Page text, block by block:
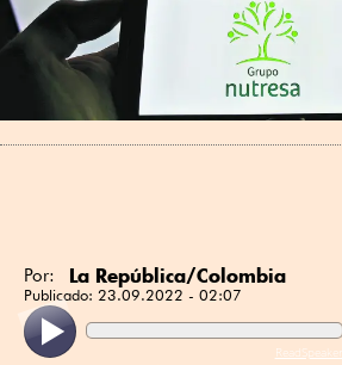
Por: La República/Colombia
Publicado: 23.09.2022 - 02:07
ReadSpeaker